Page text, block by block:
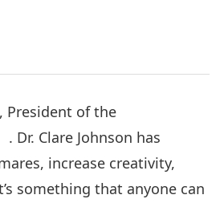
President of the
Dr. Clare Johnson has
increase creativity,
something that anyone can